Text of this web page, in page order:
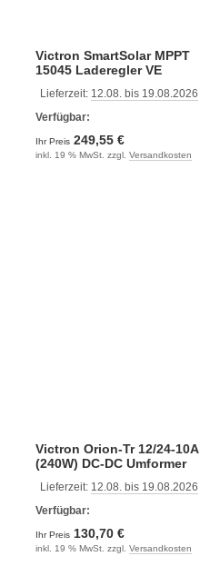
Victron SmartSolar MPPT
15045 Laderegler VE
Lieferzeit: 12.08. bis 19.08.2026
Verfügbar:
Ihr Preis 249,55 €
inkl. 19 % MwSt. zzgl. Versandkosten
Victron Orion-Tr 12/24-10A
(240W) DC-DC Umformer
Lieferzeit: 12.08. bis 19.08.2026
Verfügbar:
Ihr Preis 130,70 €
inkl. 19 % MwSt. zzgl. Versandkosten